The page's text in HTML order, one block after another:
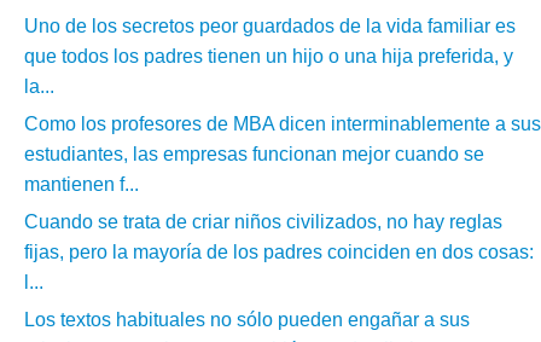
Uno de los secretos peor guardados de la vida familiar es
que todos los padres tienen un hijo o una hija preferida, y
la...
Como los profesores de MBA dicen interminablemente a sus
estudiantes, las empresas funcionan mejor cuando se
mantienen f...
Cuando se trata de criar niños civilizados, no hay reglas
fijas, pero la mayoría de los padres coinciden en dos cosas:
l...
Los textos habituales no sólo pueden engañar a sus